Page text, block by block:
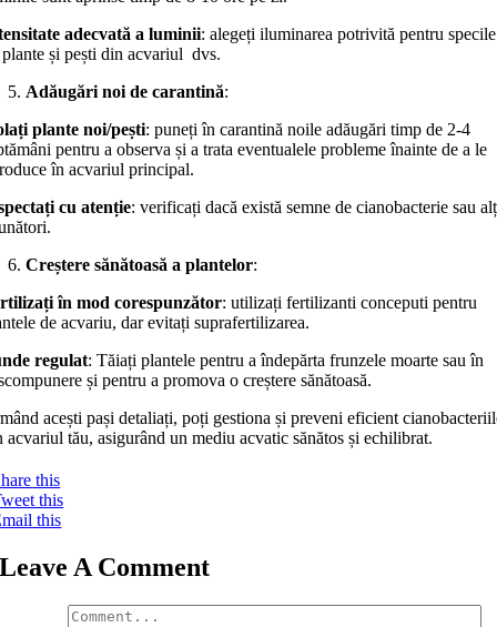
adecvată a luminii: alegeți iluminarea potrivită pentru specile
plante și pești din acvariul dvs.
Adăugări noi de carantină:
plante noi/pești: puneți în carantină noile adăugări timp de 2-4
pentru a observa și a trata eventualele probleme înainte de a le
în acvariul principal.
cu atenție: verificați dacă există semne de cianobacterie sau
Creștere sănătoasă a plantelor:
în mod corespunzător: utilizați fertilizanti conceputi pentru
de acvariu, dar evitați suprafertilizarea.
regulat: Tăiați plantele pentru a îndepărta frunzele moarte sau în
și pentru a promova o creștere sănătoasă.
acești pași detaliați, poți gestiona și preveni eficient
acvariul tău, asigurând un mediu acvatic sănătos și echilibrat.
this
this
this
Leave A Comment